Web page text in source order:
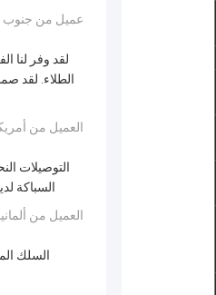
—— عميل من
لقد وفر لنا
—— العميل من
التوصيلات
السباكة
—— العميل من
السلك